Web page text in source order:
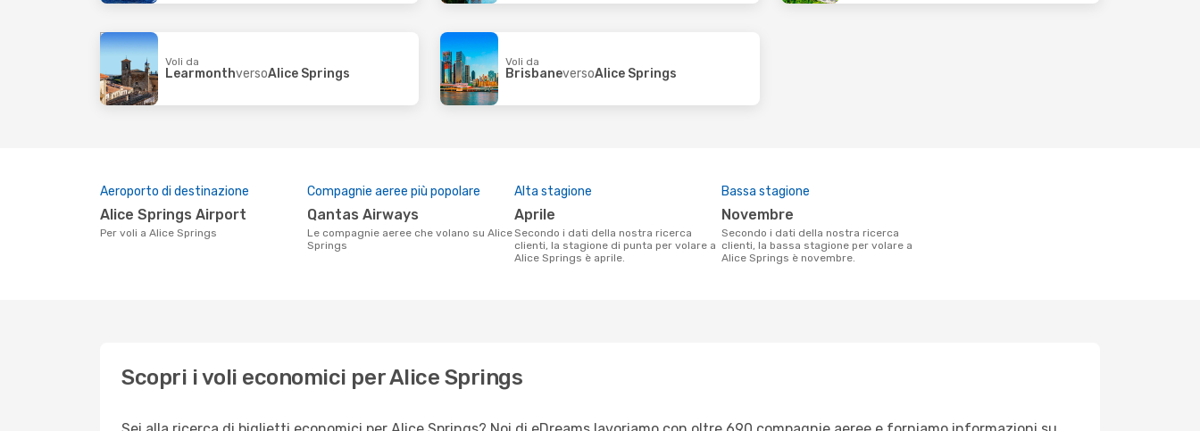
Voli da
LearmonthversoAlice Springs
Voli da
BrisbaneversoAlice Springs
Aeroporto di destinazione
Alice Springs Airport
Per voli a Alice Springs
Compagnie aeree più popolare
Qantas Airways
Le compagnie aeree che volano su Alice
Springs
Alta stagione
aprile
Secondo i dati della nostra ricerca
clienti, la stagione di punta per volare a
Alice Springs è aprile.
Bassa stagione
novembre
Secondo i dati della nostra ricerca
clienti, la bassa stagione per volare a
Alice Springs è novembre.
Scopri i voli economici per Alice Springs